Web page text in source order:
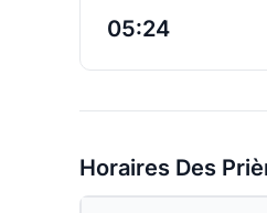
05:24
Horaires Des